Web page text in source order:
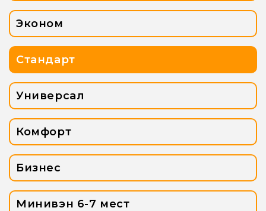
Эконом
Стандарт
Универсал
Комфорт
Бизнес
Минивэн 6-7 мест